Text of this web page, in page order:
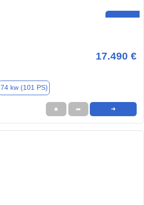
17.490 €
74 kw (101 PS)
★ ➦ ➜